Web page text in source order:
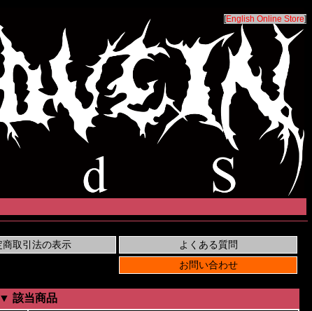
[English Online Store]
▼ 該当商品